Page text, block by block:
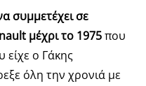
συμμετέχει σε
μέχρι το 1975που
ο Γάκης
όλη την χρονιά με